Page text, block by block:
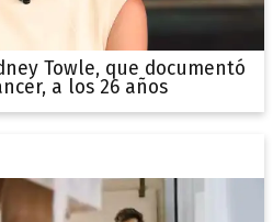
Towle, que documentó
a los 26 años